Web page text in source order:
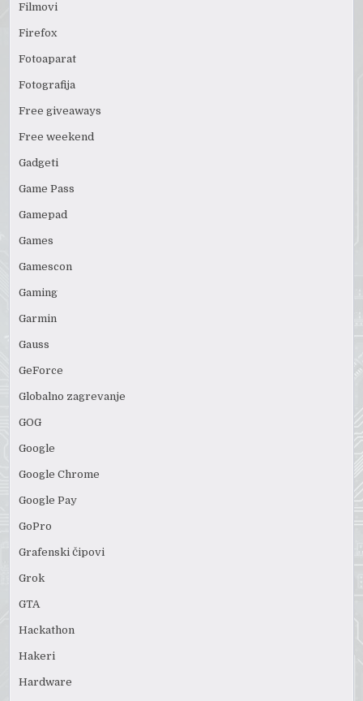
Filmovi
Firefox
Fotoaparat
Fotografija
Free giveaways
Free weekend
Gadgeti
Game Pass
Gamepad
Games
Gamescon
Gaming
Garmin
Gauss
GeForce
Globalno zagrevanje
GOG
Google
Google Chrome
Google Pay
GoPro
Grafenski čipovi
Grok
GTA
Hackathon
Hakeri
Hardware